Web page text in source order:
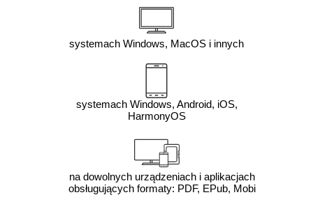
systemach Windows, MacOS i innych
systemach Windows, Android, iOS,
HarmonyOS
na dowolnych urządzeniach i aplikacjach
obsługujących formaty: PDF, EPub, Mobi